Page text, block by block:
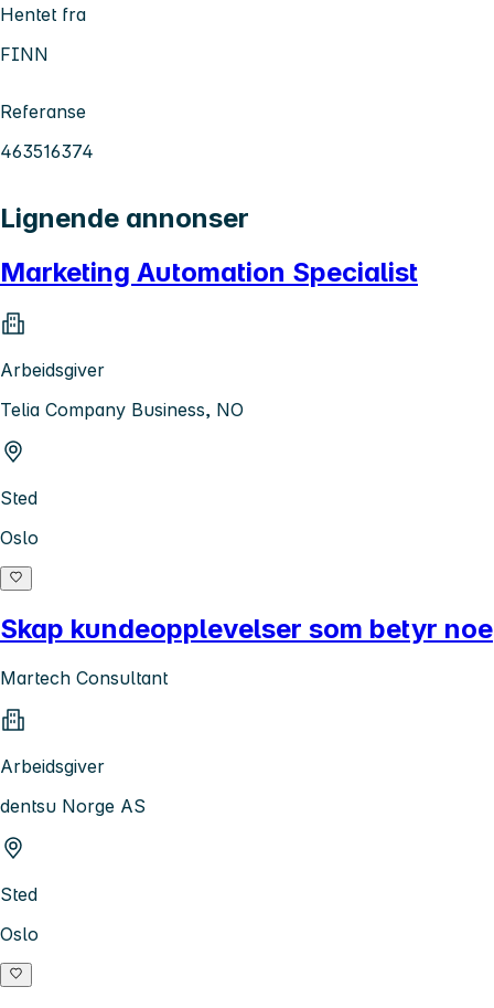
Hentet fra
FINN
Referanse
463516374
Lignende annonser
Marketing Automation Specialist
Arbeidsgiver
Telia Company Business, NO
Sted
Oslo
Skap kundeopplevelser som betyr noe
Martech Consultant
Arbeidsgiver
dentsu Norge AS
Sted
Oslo